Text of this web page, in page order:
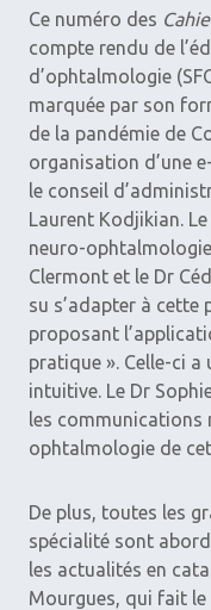
Ce numéro des
compte rendu de
d’ophtalmologie
marquée par son
de la pandémie de
organisation d’une
le conseil
Laurent Kodjikian.
neuro-
Clermont et le Dr
su s’adapter à
proposant
pratique ». Celle-ci
intuitive. Le Dr
les
ophtalmologie de
De plus, toutes les
spécialité sont
les actualités en
Mourgues, qui fait le